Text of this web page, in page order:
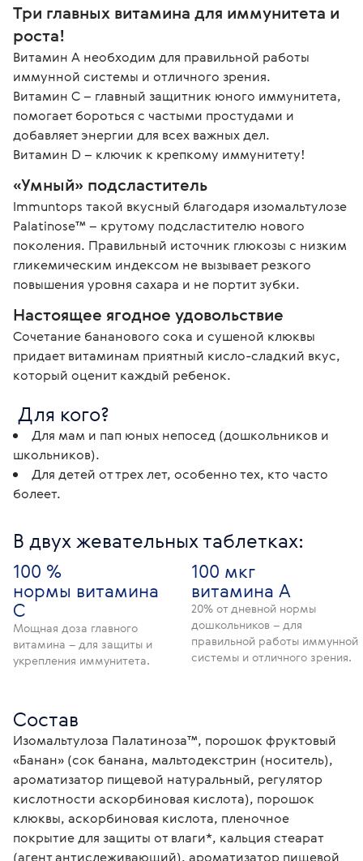
Три главных витамина для иммунитета и
роста!
Витамин А необходим для правильной работы
иммунной системы и отличного зрения.
Витамин С – главный защитник юного иммунитета,
помогает бороться с частыми простудами и
добавляет энергии для всех важных дел.
Витамин D – ключик к крепкому иммунитету!
«Умный» подсластитель
Immuntops такой вкусный благодаря изомальтулозе
Palatinose™ – крутому подсластителю нового
поколения. Правильный источник глюкозы с низким
гликемическим индексом не вызывает резкого
повышения уровня сахара и не портит зубки.
Настоящее ягодное удовольствие
Сочетание бананового сока и сушеной клюквы
придает витаминам приятный кисло-сладкий вкус,
который оценит каждый ребенок.
Для кого?
Для мам и пап юных непосед (дошкольников и
школьников).
Для детей от трех лет, особенно тех, кто часто
болеет.
В двух жевательных таблетках:
100 %
нормы витамина
С
Мощная доза главного
витамина – для защиты и
укрепления иммунитета.
100 мкг
витамина А
20% от дневной нормы
дошкольников – для
правильной работы иммунной
системы и отличного зрения.
Состав
Изомальтулоза Палатиноза™, порошок фруктовый
«Банан» (сок банана, мальтодекстрин (носитель),
ароматизатор пищевой натуральный, регулятор
кислотности аскорбиновая кислота), порошок
клюквы, аскорбиновая кислота, пленочное
покрытие для защиты от влаги*, кальция стеарат
(агент антислеживающий), ароматизатор пищевой